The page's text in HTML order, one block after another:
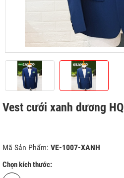
Vest cưới xanh dương HQ
Mã Sản Phẩm: VE-1007-XANH
Chọn kích thước: